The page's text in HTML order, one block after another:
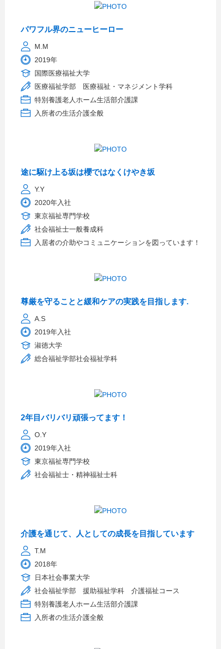
パワフル界のニューヒーロー
M.M
2019年
国際医療福祉大学
医療福祉学部 医療福祉・マネジメント学科
特別養護老人ホーム生活部介護課
入所者の生活介護全般
途に駆け上る坂は櫻ではなくけやき坂
Y.Y
2020年入社
東京福祉専門学校
社会福祉士一般養成科
入居者の介助やコミュニケーションを図っています！
尊厳を守ることと緩和ケアの実践を目指します.
A.S
2019年入社
淑徳大学
総合福祉学部社会福祉学科
2年目バリバリ頑張ってます！
O.Y
2019年入社
東京福祉専門学校
社会福祉士・精神福祉士科
介護を通じて、人としての成長を目指しています
T.M
2018年
日本社会事業大学
社会福祉学部 援助福祉学科 介護福祉コース
特別養護老人ホーム生活部介護課
入所者の生活介護全般